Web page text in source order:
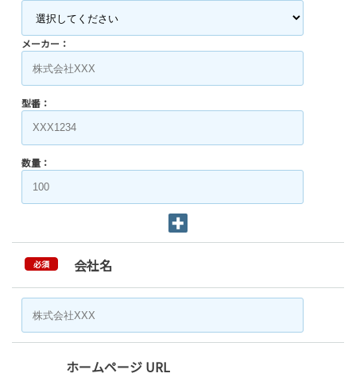
メーカー：
型番：
数量：
必須 会社名
ホームページ URL